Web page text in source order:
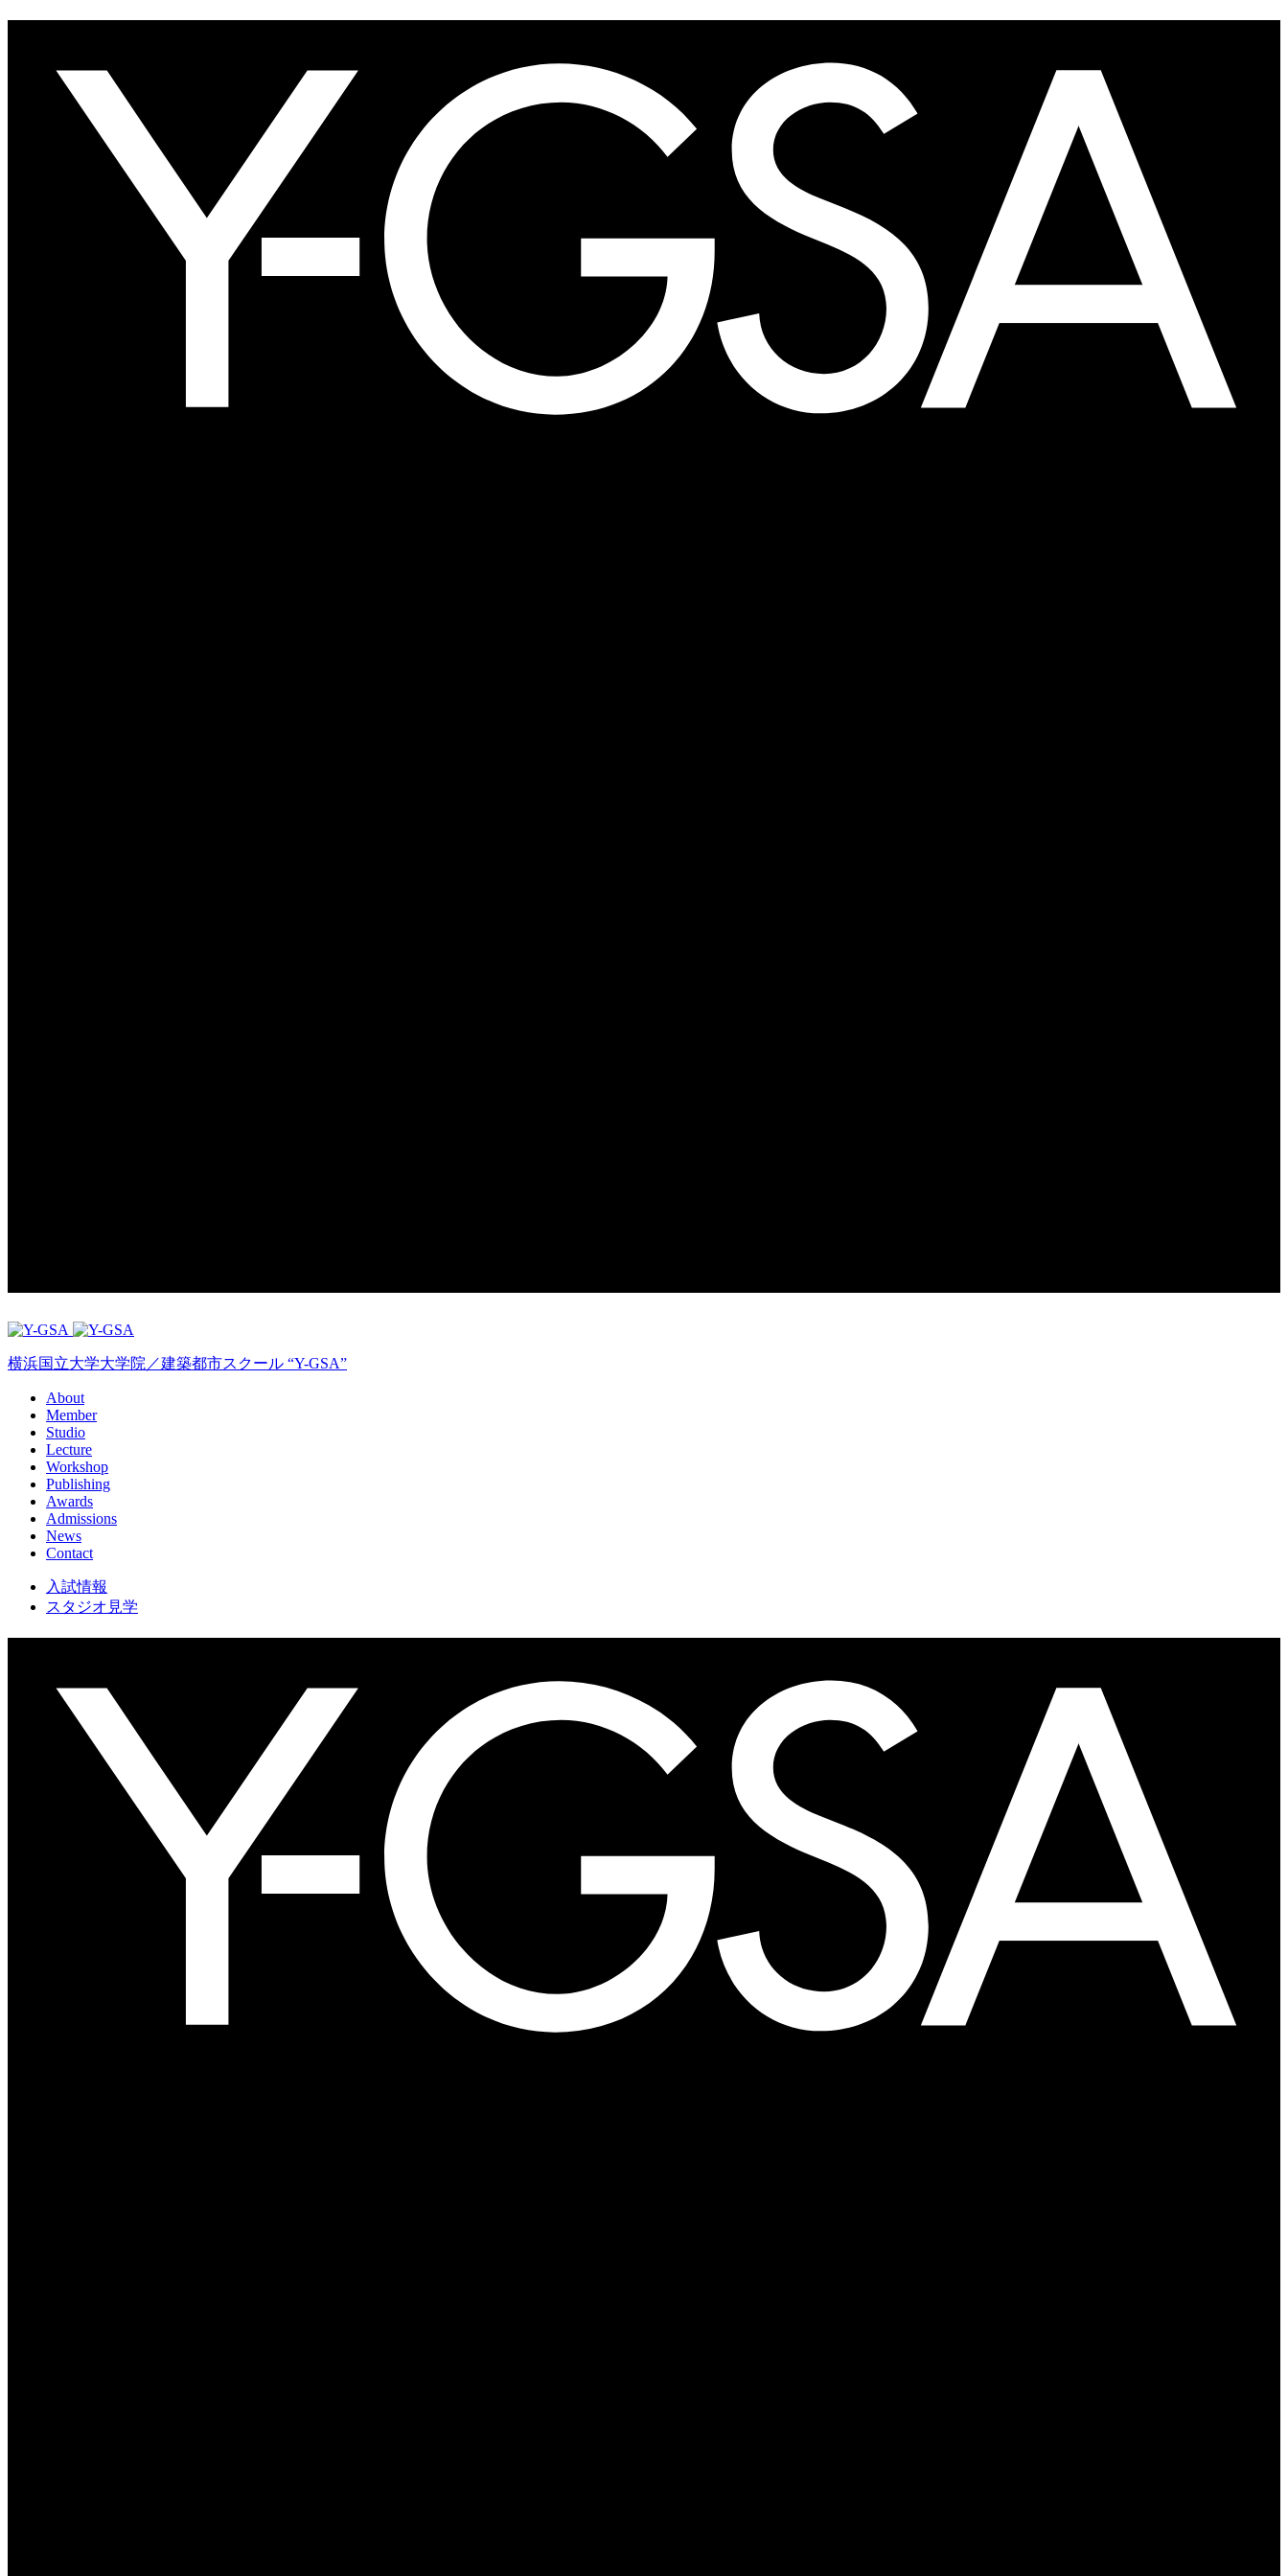
横浜国立大学大学院／建築都市スクール “Y-GSA”
About
Member
Studio
Lecture
Workshop
Publishing
Awards
Admissions
News
Contact
入試情報
スタジオ見学